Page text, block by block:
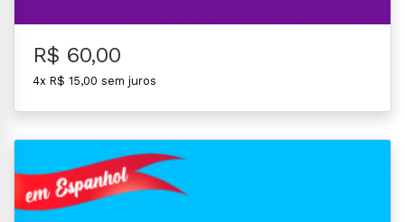
R$ 60,00
4x R$ 15,00 sem juros